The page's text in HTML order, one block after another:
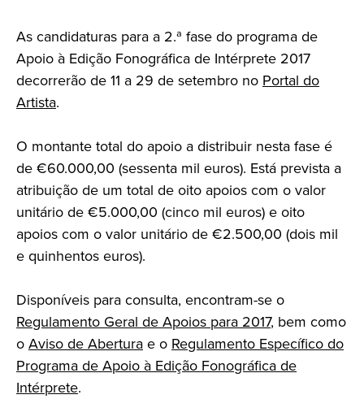
As candidaturas para a 2.ª fase do programa de
Apoio à Edição Fonográfica de Intérprete 2017
decorrerão de 11 a 29 de setembro no Portal do
Artista.
O montante total do apoio a distribuir nesta fase é
de €60.000,00 (sessenta mil euros). Está prevista a
atribuição de um total de oito apoios com o valor
unitário de €5.000,00 (cinco mil euros) e oito
apoios com o valor unitário de €2.500,00 (dois mil
e quinhentos euros).
Disponíveis para consulta, encontram-se o
Regulamento Geral de Apoios para 2017, bem como
oAviso de Aberturae o Regulamento Específico do
Programa de Apoio à Edição Fonográfica de
Intérprete.